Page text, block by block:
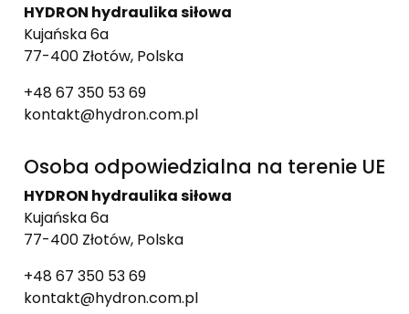
HYDRON hydraulika siłowa
Kujańska 6a
77-400 Złotów, Polska
+48 67 350 53 69
kontakt@hydron.com.pl
Osoba odpowiedzialna na terenie UE
HYDRON hydraulika siłowa
Kujańska 6a
77-400 Złotów, Polska
+48 67 350 53 69
kontakt@hydron.com.pl